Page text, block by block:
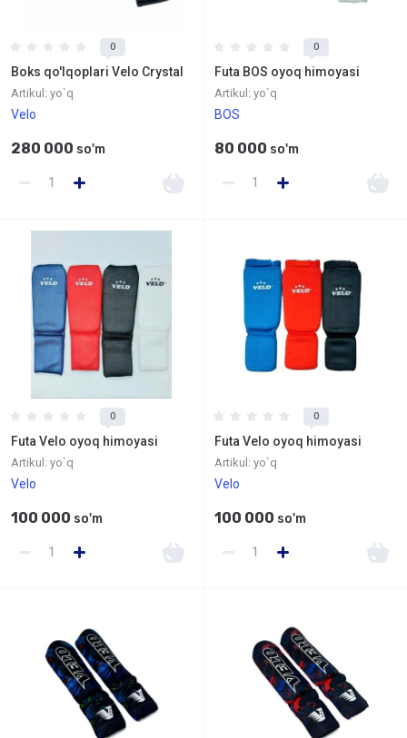
0
Boks qo'lqoplari Velo Crystal
Artikul: yo`q
Velo
280 000 so'm
0
Futa BOS oyoq himoyasi
Artikul: yo`q
BOS
80 000 so'm
0
Futa Velo oyoq himoyasi
Artikul: yo`q
Velo
100 000 so'm
0
Futa Velo oyoq himoyasi
Artikul: yo`q
Velo
100 000 so'm